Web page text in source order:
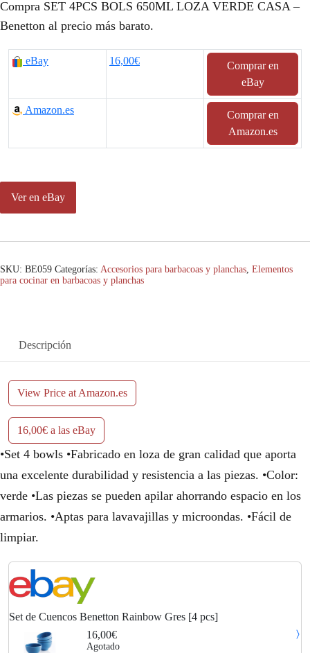
Compra SET 4PCS BOLS 650ML LOZA VERDE CASA –
Benetton al precio más barato.
eBay 16,00€
Comprar en
eBay
Amazon.es
Comprar en
Amazon.es
Ver en eBay
SKU: BE059 Categorías: Accesorios para barbacoas y planchas, Elementos
para cocinar en barbacoas y planchas
Descripción
View Price at Amazon.es
16,00€ a las eBay
•Set 4 bowls •Fabricado en loza de gran calidad que aporta
una excelente durabilidad y resistencia a las piezas. •Color:
verde •Las piezas se pueden apilar ahorrando espacio en los
armarios. •Aptas para lavavajillas y microondas. •Fácil de
limpiar.
Set de Cuencos Benetton Rainbow Gres [4 pcs]
16,00€
Agotado